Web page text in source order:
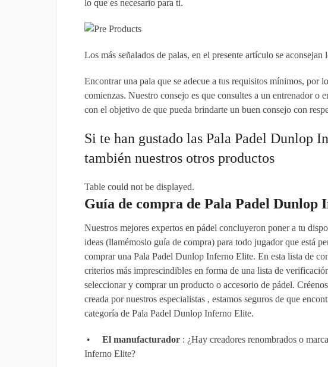
lo que es necesario para ti.
Los más señalados de palas, en el presente artículo se
Encontrar una pala que se adecue a tus requisitos mínimos, por
comienzas. Nuestro consejo es que consultes a un entrenador o
con el objetivo de que pueda brindarte un buen consejo con
Si te han gustado las Pala Padel Dunlop
también nuestros otros productos
Table could not be displayed.
Guía de compra de Pala Padel Dunlop
Nuestros mejores expertos en pádel concluyeron poner a tu
ideas (llamémoslo guía de compra) para todo jugador que está
comprar una Pala Padel Dunlop Inferno Elite. En esta lista de
criterios más imprescindibles en forma de una lista de
seleccionar y comprar un producto o accesorio de pádel.
creada por nuestros especialistas , estamos seguros de que
categoría de Pala Padel Dunlop Inferno Elite.
• El manufacturador : ¿Hay creadores renombrados o
Inferno Elite?